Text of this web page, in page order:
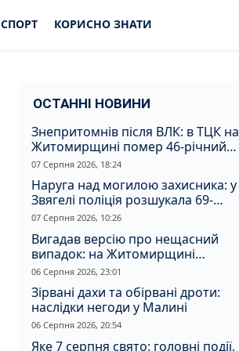
СПОРТ КОРИСНО ЗНАТИ
ОСТАННІ НОВИНИ
Знепритомнів після ВЛК: в ТЦК на
Житомирщині помер 46-річний
чоловік
07 Серпня 2026, 18:24
Наруга над могилою захисника: у
Звягелі поліція розшукала 69-
річного зловмисника
07 Серпня 2026, 10:26
Вигадав версію про нещасний
випадок: на Житомирщині
судитимуть чоловіка за вбивство
співмешканки
06 Серпня 2026, 23:01
Зірвані дахи та обірвані дроти:
наслідки негоди у Малині
06 Серпня 2026, 20:54
Яке 7 серпня свято: головні події,